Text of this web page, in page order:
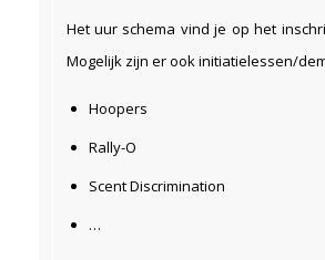
Het uur schema vind je op het
Mogelijk zijn er ook initiatielessen/
Hoopers
Rally-O
Scent Discrimination
…